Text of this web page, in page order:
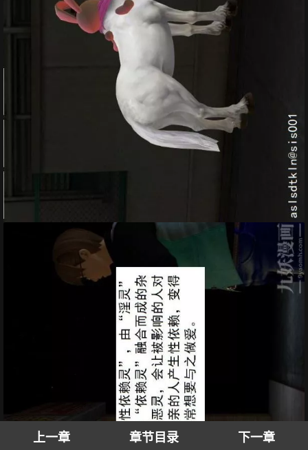
上一章 章节目录 下一章